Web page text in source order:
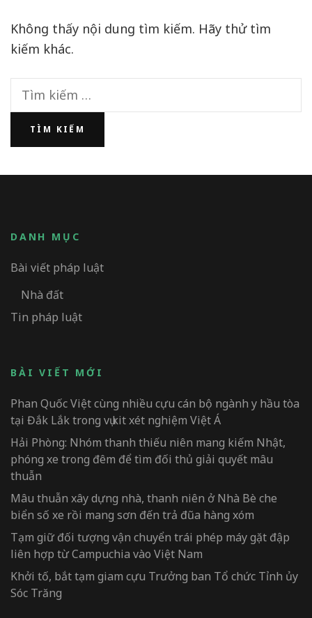
Không thấy nội dung tìm kiếm. Hãy thử tìm
kiếm khác.
Tìm
cho:
DANH MỤC
Bài viết pháp luật
Nhà đất
Tin pháp luật
BÀI VIẾT MỚI
Phan Quốc Việt cùng nhiều cựu cán bộ ngành y hầu tòa
tại Đắk Lắk trong vụ kit xét nghiệm Việt Á
Hải Phòng: Nhóm thanh thiếu niên mang kiếm Nhật,
phóng xe trong đêm để tìm đối thủ giải quyết mâu
thuẫn
Mâu thuẫn xây dựng nhà, thanh niên ở Nhà Bè che
biển số xe rồi mang sơn đến trả đũa hàng xóm
Tạm giữ đối tượng vận chuyển trái phép máy gặt đập
liên hợp từ Campuchia vào Việt Nam
Khởi tố, bắt tạm giam cựu Trưởng ban Tổ chức Tỉnh ủy
Sóc Trăng